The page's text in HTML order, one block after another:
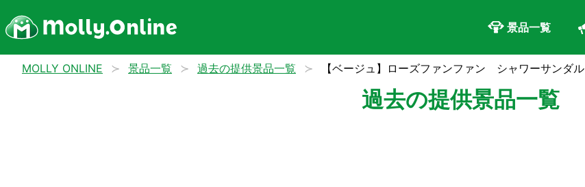
景品一覧
MOLLY ONLINE 景品一覧 過去の提供景品一覧 【ベージュ】ローズファンファン シャワーサンダル
過去の提供景品一覧